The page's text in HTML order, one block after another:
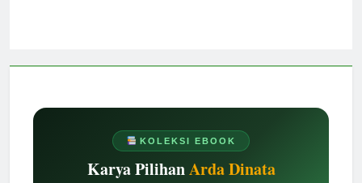
KOLEKSI EBOOK
Karya PilihanArda Dinata